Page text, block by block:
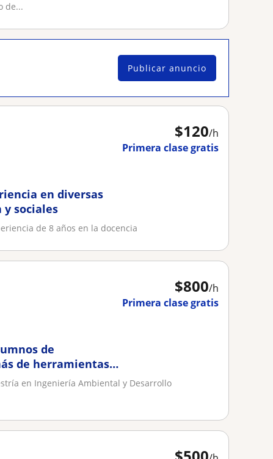
de...
Publicar anuncio
$120/h
Primera clase gratis
en diversas
y sociales
de 8 años en la docencia
$800/h
Primera clase gratis
de
de herramientas
en Ingeniería Ambiental y Desarrollo